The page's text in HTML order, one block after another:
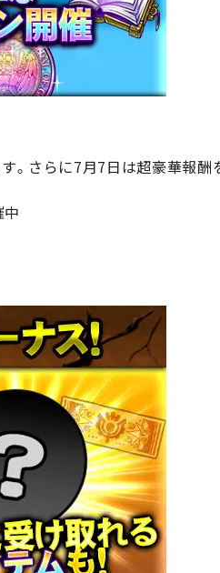
。さらに7月7日は超豪華報酬